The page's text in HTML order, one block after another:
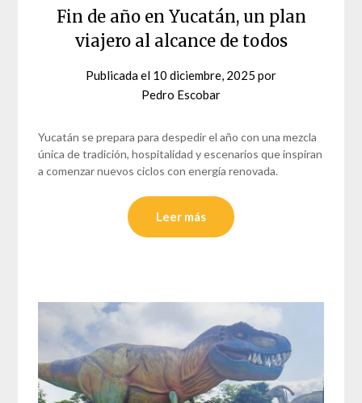
Fin de año en Yucatán, un plan
viajero al alcance de todos
Publicada el 10 diciembre, 2025 por
Pedro Escobar
Yucatán se prepara para despedir el año con una mezcla
única de tradición, hospitalidad y escenarios que inspiran
a comenzar nuevos ciclos con energía renovada.
Leer más